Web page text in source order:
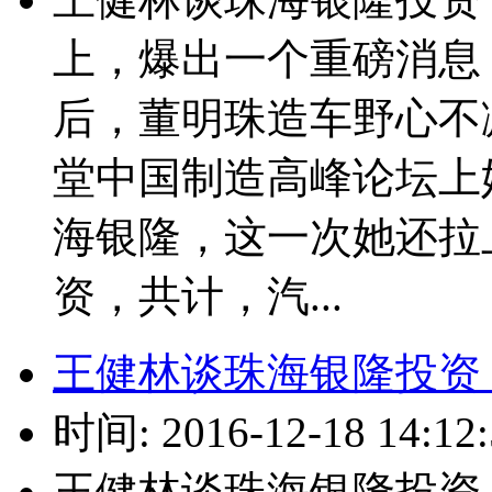
上，爆出一个重磅消
后，董明珠造车野心
堂中国制造高峰论坛
海银隆，这一次她还
资，共计，汽...
王健林谈珠海银隆投
时间: 2016-12-18